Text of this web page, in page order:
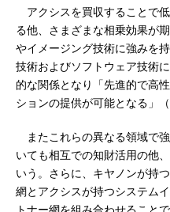
アクシスを買収することで
る他、さまざまな相乗効果が
やイメージング技術に強みを
技術およびソフトウェア技術
的な関係となり「先進的で高
ションの提供が可能となる」
またこれらの異なる領域で
いても相互での知財活用の他
いう。さらに、キヤノンが持
網とアクシスが持つシステム